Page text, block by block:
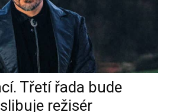
Třetí řada bude
režisér